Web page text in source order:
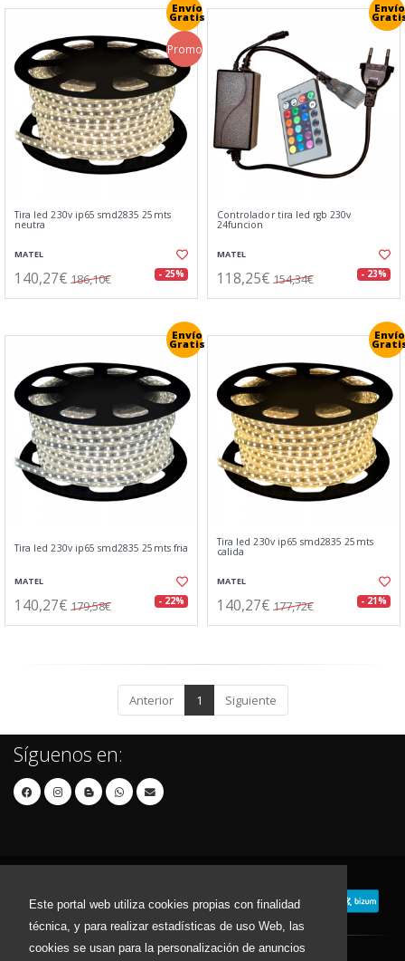
Este portal web utiliza cookies propias con finalidad
técnica, y para realizar estadísticas de uso Web, las
cookies se usan para la personalización de anuncios
Envío
Gratis
Promo
Tira led 230v ip65 smd2835 25mts
neutra
MATEL
140,27€ 186,10€ - 25%
Envío
Controlador tira led rgb 230v
24funcion
MATEL
118,25€ 154,34€ - 23%
Envío
Gratis
Tira led 230v ip65 smd2835 25mts fria
MATEL
140,27€ 179,58€ - 22%
Envío
Tira led 230v ip65 smd2835 25mts
calida
MATEL
140,27€ 177,72€ - 21%
Anterior 1 Siguiente
Síguenos en: